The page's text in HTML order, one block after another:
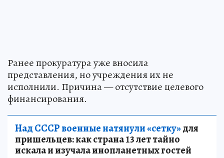
Ранее прокуратура уже вносила
представления, но учреждения их не
исполнили. Причина — отсутствие целевого
финансирования.
Над СССР военные натянули «сетку»для
пришельцев: как страна 13 лет тайно
искала и изучала инопланетных гостей